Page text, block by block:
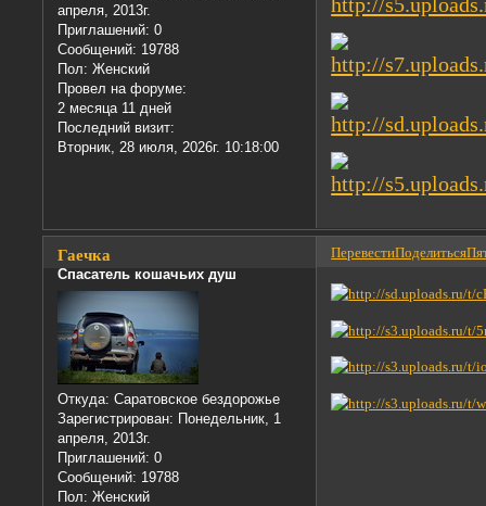
апреля, 2013г.
Приглашений: 0
Сообщений: 19788
Пол: Женский
Провел на форуме:
2 месяца 11 дней
Последний визит:
Вторник, 28 июля, 2026г. 10:18:00
ПеревестиПоделиться
Гаечка
Спасатель кошачьих душ
Откуда: Саратовское бездорожье
Зарегистрирован: Понедельник, 1
апреля, 2013г.
Приглашений: 0
Сообщений: 19788
Пол: Женский